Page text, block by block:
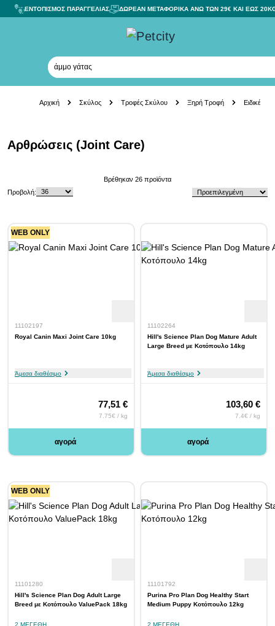
ΕΝΤΟΠΙΣΜΟΣ ΠΑΡΑΓΓΕΛΙΑΣ ΔΩΡΕΑΝ ΜΕΤΑΦΟΡΙΚΑ ΑΝΩ ΤΩΝ 29€ ΚΑΙ ΕΩΣ
άμμο γάτας
Αρχική Σκύλος Τροφές Σκύλου Ξηρή Τροφή Ειδικές
Skip to product list
Αρθρώσεις (Joint Care)
Βρέθηκαν 26 προϊόντα
Προβολή:
WEB ONLY
11102197
Royal Canin Maxi Joint Care 10kg
Άμεσα διαθέσιμο
77,51 €
7.75€ / kg
αγορά
11102264
Hill's Science Plan Dog Mature Adult
Large Breed με Κοτόπουλο 14kg
Άμεσα διαθέσιμο
103,60 €
7.4€ / kg
αγορά
WEB ONLY
11101280
Hill's Science Plan Dog Adult Large
Breed με Κοτόπουλο ValuePack 18kg
2 ΜΕΓΈΘΗ
11101792
Purina Pro Plan Dog Healthy Start
Medium Puppy Κοτόπουλο 12kg
2 ΜΕΓΈΘΗ